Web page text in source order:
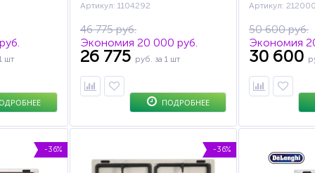
шт
автоподжиг, газ-контроль,
чугунные решетки
Артикул: 1104292
46 775 руб.
Экономия 20 000 руб.
26 775 руб. за 1 шт
ПОДРОБНЕЕ
быстрого
автоподжиг,
Артикул:
50 600 руб.
Экономия
30 600
-36% -36%